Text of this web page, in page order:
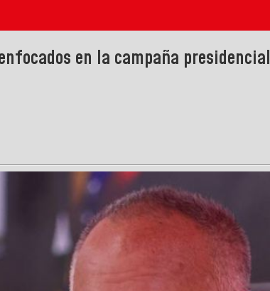
en la campaña presidencial